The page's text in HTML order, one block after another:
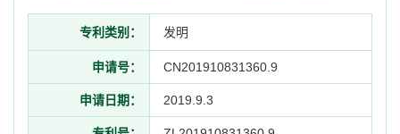
专利类别： 发明
申请号： CN201910831360.9
申请日期： 2019.9.3